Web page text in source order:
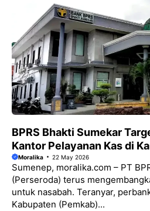
BPRS Bhakti Sumekar
Kantor Pelayanan Kas di
Moralika 22 May 2026
Sumenep, moralika.com – PT
(Perseroda) terus
untuk nasabah. Teranyar,
Kabupaten (Pemkab)...